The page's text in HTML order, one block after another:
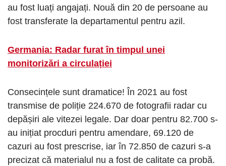
au fost luați angajați. Nouă din 20 de persoane au
fost transferate la departamentul pentru azil.
Germania: Radar furat în timpul unei
monitorizări a circulației
Consecințele sunt dramatice! În 2021 au fost
transmise de poliție 224.670 de fotografii radar cu
depășiri ale vitezei legale. Dar doar pentru 82.700 s-
au inițiat procduri pentru amendare, 69.120 de
cazuri au fost prescrise, iar în 72.850 de cazuri s-a
precizat că materialul nu a fost de calitate ca probă.